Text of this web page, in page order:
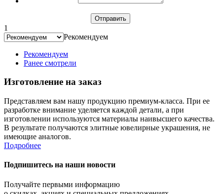
1
Рекомендуем
Рекомендуем
Ранее смотрели
Изготовление на заказ
Представляем вам нашу продукцию премиум-класса. При ее
разработке внимание уделяется каждой детали, а при
изготовлении используются материалы наивысшего качества.
В результате получаются элитные ювелирные украшения, не
имеющие аналогов.
Подробнее
Подпишитесь на наши новости
Получайте первыми информацию